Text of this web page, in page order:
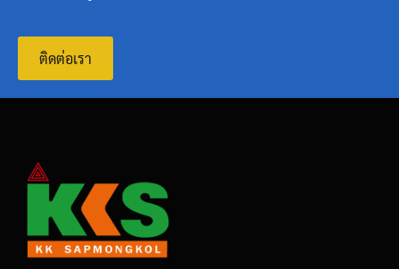
ติดต่อเรา